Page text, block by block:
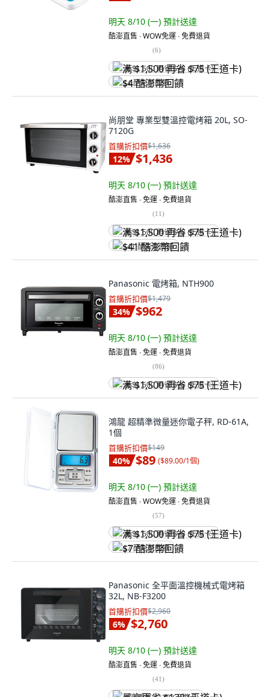
明天 8/10 (一) 預計送達
酷澎直售 ∙ WOW免運 ∙ 免費退貨
(6)
满 $1,500 再省 $75 (王道卡)
$4 酷澎幣回饋
尚朋堂 專業型雙溫控電烤箱 20L, SO-
7120G
首購折扣價$1,636
12% $1,436
明天 8/10 (一) 預計送達
酷澎直售 ∙ 免運 ∙ 免費退貨
(11)
满 $1,500 再省 $75 (王道卡)
$41 酷澎幣回饋
Panasonic 電烤箱, NTH900
首購折扣價$1,479
34% $962
明天 8/10 (一) 預計送達
酷澎直售 ∙ 免運 ∙ 免費退貨
(86)
满 $1,500 再省 $75 (王道卡)
鴻龍 超精準微量迷你電子秤, RD-61A,
1個
首購折扣價$149
40% $89 ($89.00/1個)
明天 8/10 (一) 預計送達
酷澎直售 ∙ WOW免運 ∙ 免費退貨
(57)
满 $1,500 再省 $75 (王道卡)
$7 酷澎幣回饋
Panasonic 全平面溫控機械式電烤箱
32L, NB-F3200
首購折扣價$2,960
6% $2,760
明天 8/10 (一) 預計送達
酷澎直售 ∙ 免運 ∙ 免費退貨
(41)